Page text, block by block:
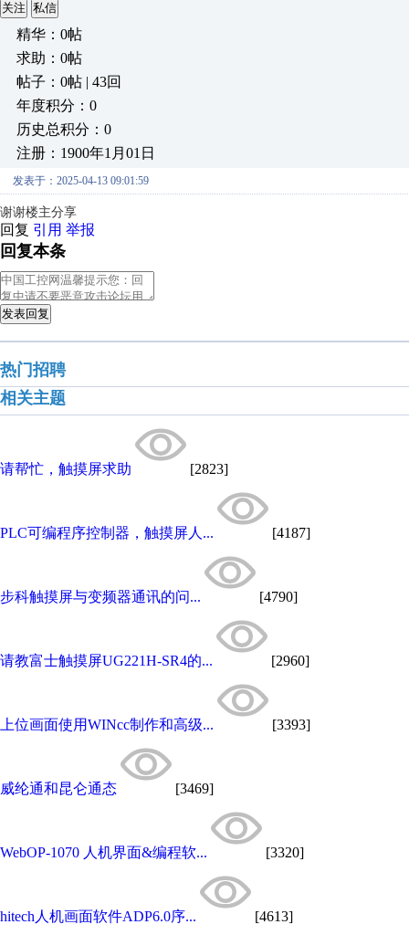
关注 私信
精华：0帖
求助：0帖
帖子：0帖 | 43回
年度积分：0
历史总积分：0
注册：1900年1月01日
发表于：2025-04-13 09:01:59
谢谢楼主分享
回复 引用 举报
回复本条
发表回复
热门招聘
相关主题
请帮忙，触摸屏求助 [2823]
PLC可编程序控制器，触摸屏人... [4187]
步科触摸屏与变频器通讯的问... [4790]
请教富士触摸屏UG221H-SR4的... [2960]
上位画面使用WINcc制作和高级... [3393]
威纶通和昆仑通态 [3469]
WebOP-1070 人机界面&编程软... [3320]
hitech人机画面软件ADP6.0序... [4613]